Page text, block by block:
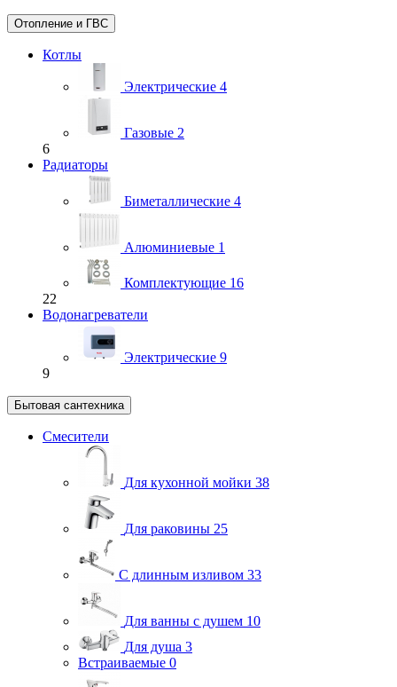
Отопление и ГВС
Котлы
Электрические 4
Газовые 2
6
Радиаторы
Биметаллические 4
Алюминиевые 1
Комплектующие 16
22
Водонагреватели
Электрические 9
9
Бытовая сантехника
Смесители
Для кухонной мойки 38
Для раковины 25
С длинным изливом 33
Для ванны с душем 10
Для душа 3
Встраиваемые 0